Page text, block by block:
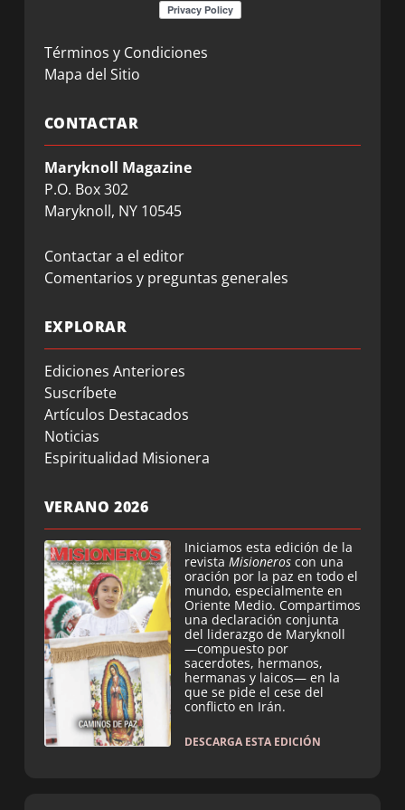
Términos y Condiciones
Mapa del Sitio
CONTACTAR
Maryknoll Magazine
P.O. Box 302
Maryknoll, NY 10545
Contactar a el editor
Comentarios y preguntas generales
EXPLORAR
Ediciones Anteriores
Suscríbete
Artículos Destacados
Noticias
Espiritualidad Misionera
VERANO 2026
Iniciamos esta edición de la
revista Misioneros con una
oración por la paz en todo el
mundo, especialmente en
Oriente Medio. Compartimos
una declaración conjunta
del liderazgo de Maryknoll
—compuesto por
sacerdotes, hermanos,
hermanas y laicos— en la
que se pide el cese del
conflicto en Irán.
DESCARGA ESTA EDICIÓN